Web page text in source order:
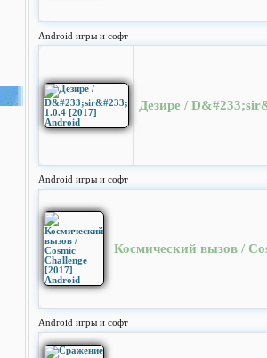
Android игры и софт
Дезире /
Android игры и софт
Космический вызов /
Android игры и софт